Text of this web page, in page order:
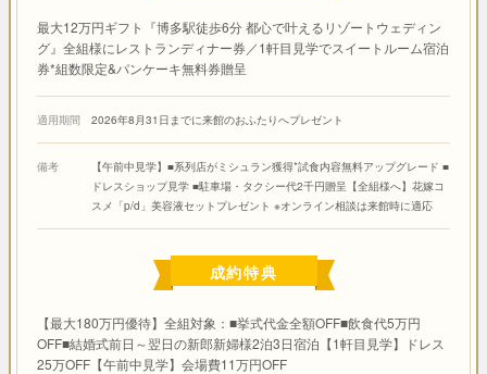
最大12万円ギフト『博多駅徒歩6分 都心で叶えるリゾートウェディン
グ』全組様にレストランディナー券／1軒目見学でスイートルーム宿泊
券*組数限定&パンケーキ無料券贈呈
適用期間 2026年8月31日までに来館のおふたりへプレゼント
備考
【午前中見学】■系列店がミシュラン獲得*試食内容無料アップグレード ■
ドレスショップ見学 ■駐車場・タクシー代2千円贈呈【全組様へ】花嫁コ
スメ「p/d」美容液セットプレゼント ※オンライン相談は来館時に適応
成約特典
【最大180万円優待】全組対象：■挙式代金全額OFF■飲食代5万円
OFF■結婚式前日～翌日の新郎新婦様2泊3日宿泊【1軒目見学】ドレス
25万OFF【午前中見学】会場費11万円OFF